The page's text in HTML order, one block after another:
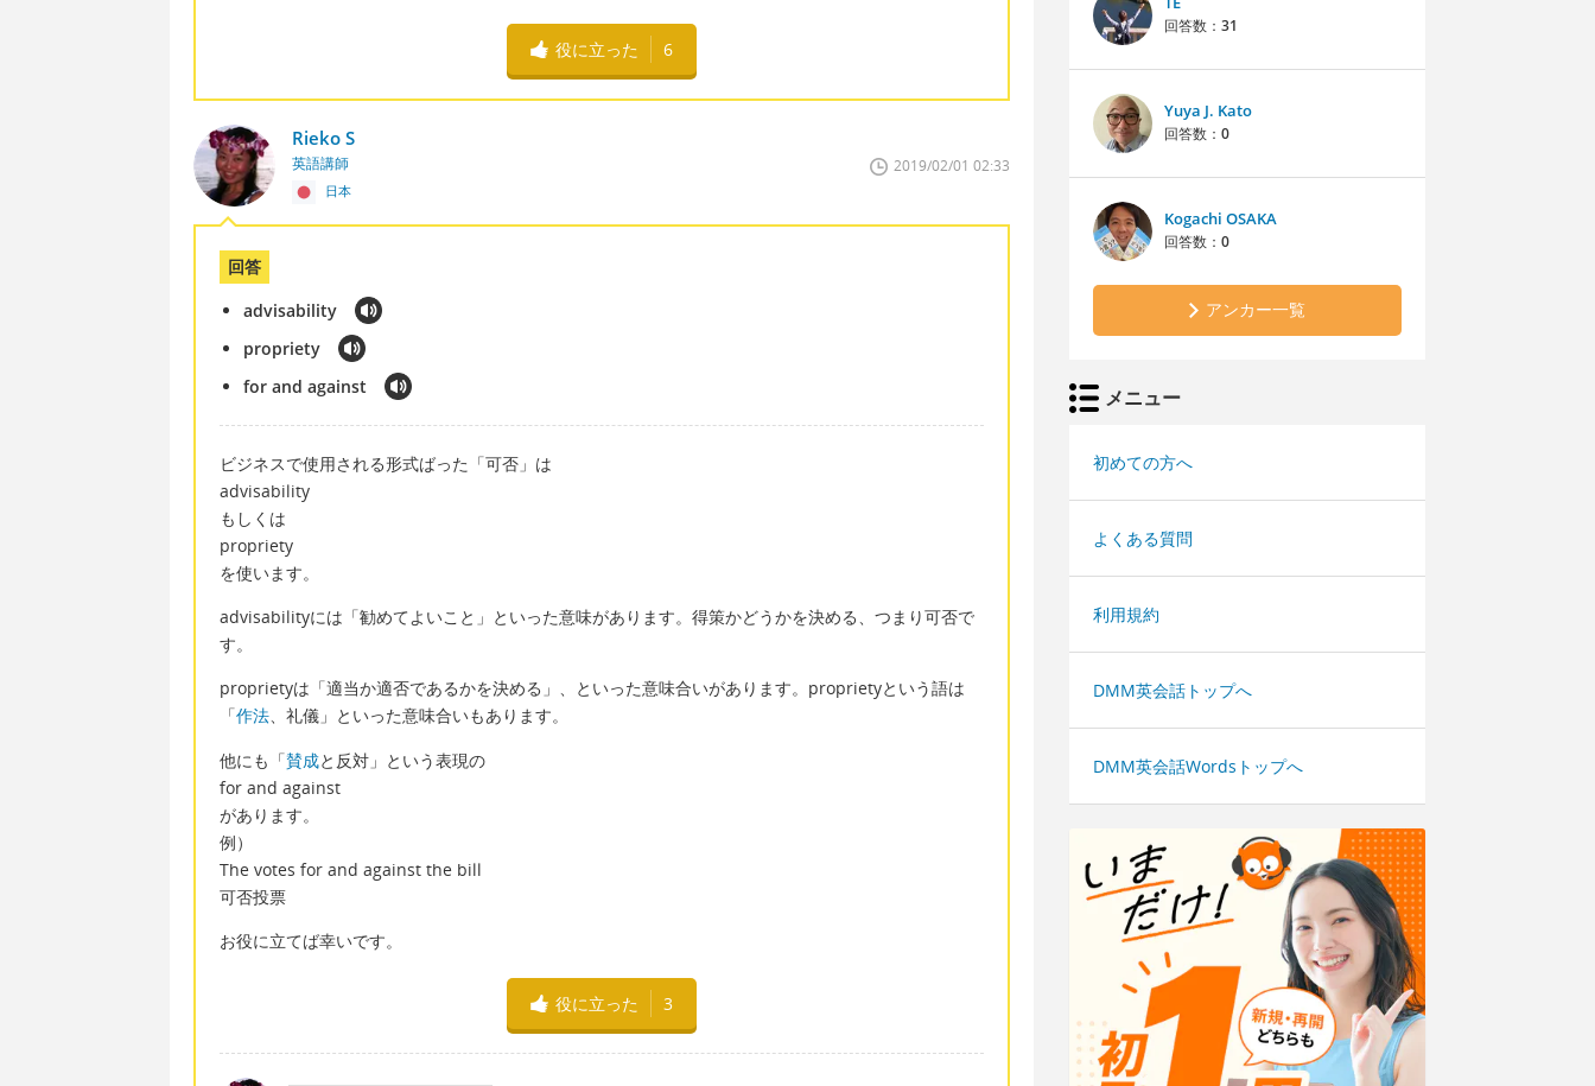
役に立った 6
Rieko S
英語講師
日本
2019/02/01 02:33
回答
advisability
propriety
for and against
ビジネスで使用される形式ばった「可否」は
advisability
もしくは
propriety
を使います。
advisabilityには「勧めてよいこと」といった意味があります。得策かどうかを決める、つまり可否で
す。
proprietyは「適当か適否であるかを決める」、といった意味合いがあります。proprietyという語は
「作法、礼儀」といった意味合いもあります。
他にも「賛成と反対」という表現の
for and against
があります。
例）
The votes for and against the bill
可否投票
お役に立てば幸いです。
役に立った 3
回答数： 31
Yuya J. Kato
回答数： 0
Kogachi OSAKA
回答数： 0
アンカー一覧
メニュー
初めての方へ
よくある質問
利用規約
DMM英会話トップへ
DMM英会話Wordsトップへ